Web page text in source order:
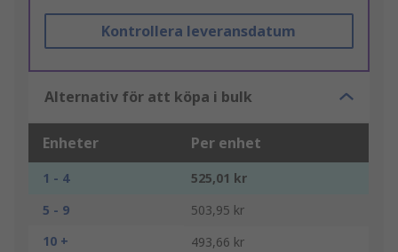
Kontrollera leveransdatum
Alternativ för att köpa i bulk
Enheter Per enhet
1 - 4
525,01 kr
5 - 9
503,95 kr
10 +
493,66 kr